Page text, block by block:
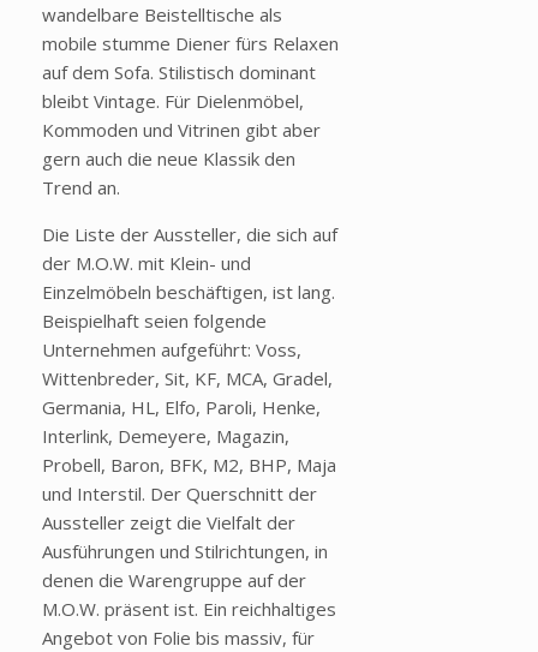
wandelbare Beistelltische als
mobile stumme Diener fürs Relaxen
auf dem Sofa. Stilistisch dominant
bleibt Vintage. Für Dielenmöbel,
Kommoden und Vitrinen gibt aber
gern auch die neue Klassik den
Trend an.
Die Liste der Aussteller, die sich auf
der M.O.W. mit Klein- und
Einzelmöbeln beschäftigen, ist lang.
Beispielhaft seien folgende
Unternehmen aufgeführt: Voss,
Wittenbreder, Sit, KF, MCA, Gradel,
Germania, HL, Elfo, Paroli, Henke,
Interlink, Demeyere, Magazin,
Probell, Baron, BFK, M2, BHP, Maja
und Interstil. Der Querschnitt der
Aussteller zeigt die Vielfalt der
Ausführungen und Stilrichtungen, in
denen die Warengruppe auf der
M.O.W. präsent ist. Ein reichhaltiges
Angebot von Folie bis massiv, für